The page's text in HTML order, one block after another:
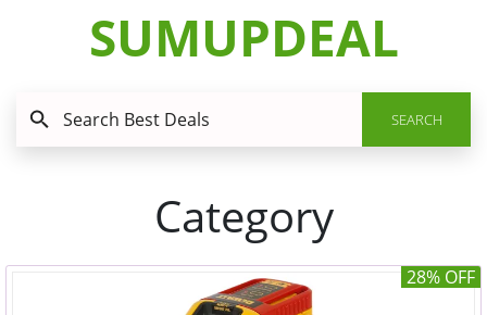
SUMUPDEAL
SEARCH
Category
28% OFF